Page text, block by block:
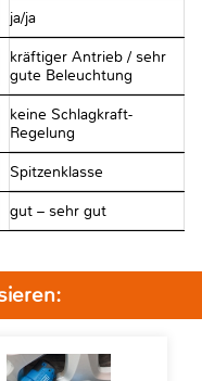
ja/ja
kräftiger Antrieb / sehr
gute Beleuchtung
keine Schlagkraft-
Regelung
Spitzenklasse
gut – sehr gut